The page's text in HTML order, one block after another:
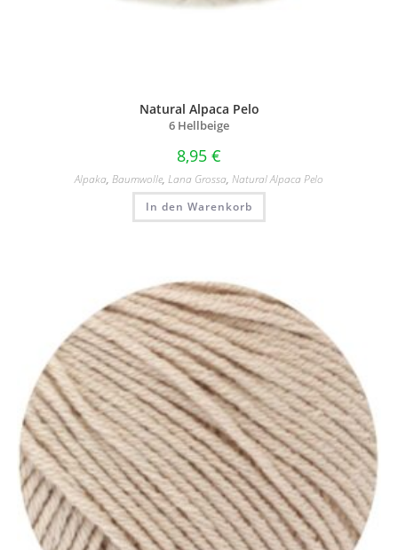
Natural Alpaca Pelo
6 Hellbeige
8,95 €
Alpaka, Baumwolle, Lana Grossa, Natural Alpaca Pelo
In den Warenkorb